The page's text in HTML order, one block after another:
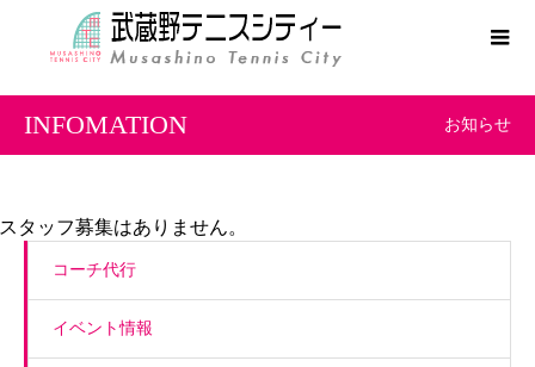
INFOMATION お知らせ
スタッフ募集はありません。
コーチ代行
イベント情報